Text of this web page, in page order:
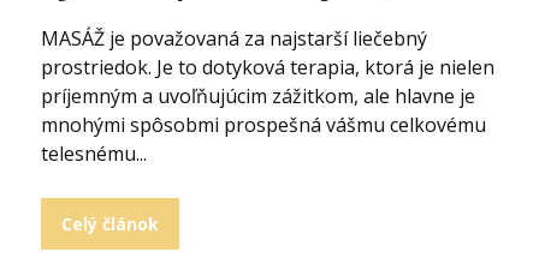
MASÁŽ je považovaná za najstarší liečebný
prostriedok. Je to dotyková terapia, ktorá je nielen
príjemným a uvoľňujúcim zážitkom, ale hlavne je
mnohými spôsobmi prospešná vášmu celkovému
telesnému...
Celý článok